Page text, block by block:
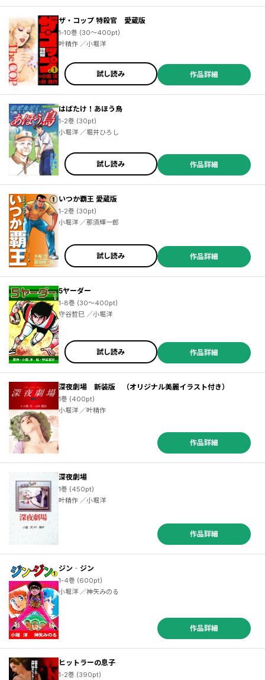
ザ・コップ 特殺官 愛蔵版
1-10巻 (30～400pt)
叶精作 ／小堀洋
試し読み 作品詳細
はばたけ！あほう鳥
1-2巻 (30pt)
小堀洋 ／堀井ひろし
試し読み 作品詳細
いつか覇王 愛蔵版
1-2巻 (30pt)
小堀洋 ／那須輝一郎
試し読み 作品詳細
5ヤーダー
1-8巻 (30～400pt)
守谷哲巳 ／小堀洋
試し読み 作品詳細
深夜劇場 新装版 （オリジナル美麗イラスト付き）
1巻 (400pt)
小堀洋 ／叶精作
作品詳細
深夜劇場
1巻 (450pt)
叶精作 ／小堀洋
作品詳細
ジン‐ジン
1-4巻 (600pt)
小堀洋 ／神矢みのる
作品詳細
ヒットラーの息子
1-2巻 (390pt)